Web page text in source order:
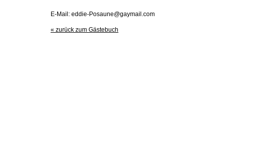
E-Mail: eddie-Posaune@gaymail.com
« zurück zum Gästebuch